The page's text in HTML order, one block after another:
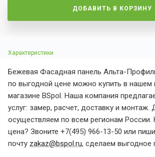
ДОБАВИТЬ В КОРЗИНУ
Характеристики
Бежевая Фасадная панель Альта-
по выгодной цене можно купить в нашем
магазине BSpol. Наша компания
услуг: замер, расчет, доставку и монтаж.
осуществляем по всем регионам России.
цена? Звоните +7(495) 966-13-50 или
почту zakaz@bspol.ru, сделаем выгодное